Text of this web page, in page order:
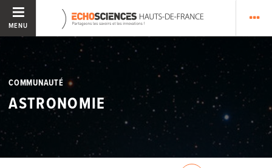
MENU
COMMUNAUTÉ
ASTRONOMIE